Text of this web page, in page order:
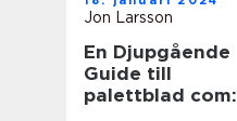
Jon Larsson
En Djupgående
Guide till
palettblad com: